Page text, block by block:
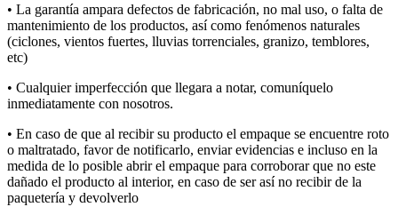
• La garantía ampara defectos de fabricación, no mal uso, o falta de
mantenimiento de los productos, así como fenómenos naturales
(ciclones, vientos fuertes, lluvias torrenciales, granizo, temblores,
etc)
• Cualquier imperfección que llegara a notar, comuníquelo
inmediatamente con nosotros.
• En caso de que al recibir su producto el empaque se encuentre roto
o maltratado, favor de notificarlo, enviar evidencias e incluso en la
medida de lo posible abrir el empaque para corroborar que no este
dañado el producto al interior, en caso de ser así no recibir de la
paquetería y devolverlo